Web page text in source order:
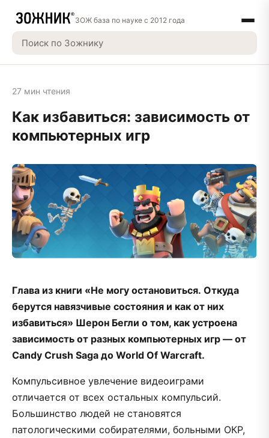
ЗОЖ база по науке с 2012 года
27 мин чтения
Как избавиться: зависимость от
компьютерных игр
Глава из книги «Не могу остановиться. Откуда
берутся навязчивые состояния и как от них
избавиться» Шерон Бегли о том, как устроена
зависимость от разных компьютерных игр — от
Candy Crush Saga до World Of Warcraft.
Компульсивное увлечение видеоиграми
отличается от всех остальных компульсий.
Большинство людей не становятся
патологическими собирателями, больными ОКР,